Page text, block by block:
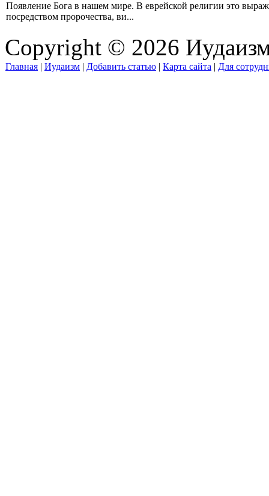
Появление Бога в нашем мире. В еврейской религии это
посредством пророчества, ви...
Copyright © 2026
Главная | Иудаизм | Добавить статью | Карта сайта | Для